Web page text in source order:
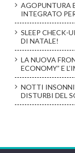
AGOPUNTURA
INTEGRATO
SLEEP CHECK-
DI NATALE!
LA NUOVA
ECONOMY” E
NOTTI
DISTURBI DEL